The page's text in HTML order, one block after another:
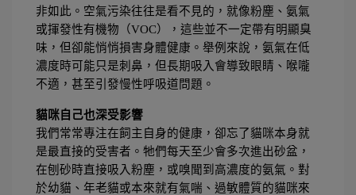
非如此。空氣污染往往是看不見的，就像粉塵、氨氣
或揮發性有機物（VOC），這些並不一定帶有明顯臭
味，但卻能悄悄損害身體健康。舉例來說，氨氣在低
濃度時可能只是刺鼻，但長期吸入會導致眼睛、喉嚨
不適，甚至引發慢性呼吸道問題。
貓咪自己也深受影響
我們常常專注在飼主自身的健康，卻忘了貓咪本身就
是最直接的受害者。牠們每天至少會多次進出砂盆，
在刨砂時直接吸入粉塵，或嗅聞到高濃度的氨氣。對
於幼貓、年老貓或本來就有氣喘、過敏體質的貓咪來